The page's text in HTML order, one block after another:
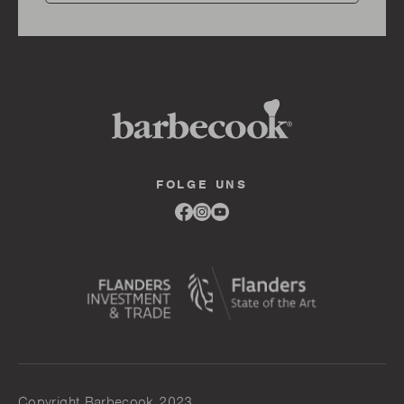
FOLGE UNS
Link
to
Link
to
Link